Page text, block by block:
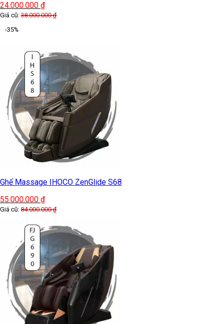
24.000.000 ₫
Giá cũ: 38.000.000₫
-35%
Ghế Massage IHOCO ZenGlide S68
55.000.000 ₫
Giá cũ: 84.000.000₫